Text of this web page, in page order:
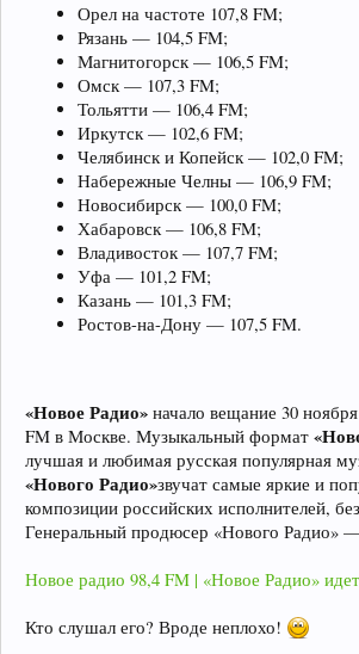
Орел на частоте 107,8 FM;
Рязань — 104,5 FM;
Магнитогорск — 106,5 FM;
Омск — 107,3 FM;
Тольятти — 106,4 FM;
Иркутск — 102,6 FM;
Челябинск и Копейск — 102,0 FM;
Набережные Челны — 106,9 FM;
Новосибирск — 100,0 FM;
Хабаровск — 106,8 FM;
Владивосток — 107,7 FM;
Уфа — 101,2 FM;
Казань — 101,3 FM;
Ростов-на-Дону — 107,5 FM.
«Новое Радио» начало вещание 30
FM в Москве. Музыкальный формат
лучшая и любимая русская популярная
«Нового Радио»звучат самые яркие и
композиции российских исполнителей,
Генеральный продюсер «Нового Радио»
Новое радио 98,4 FM | «Новое Радио»
Кто слушал его? Вроде неплохо!